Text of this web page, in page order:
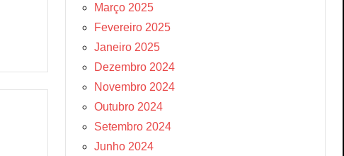
Março 2025
Fevereiro 2025
Janeiro 2025
Dezembro 2024
Novembro 2024
Outubro 2024
Setembro 2024
Junho 2024